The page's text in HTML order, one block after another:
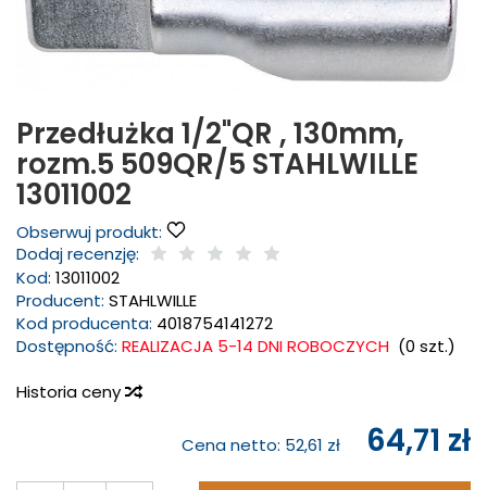
Przedłużka 1/2"QR , 130mm,
rozm.5 509QR/5 STAHLWILLE
13011002
Obserwuj produkt:
Dodaj recenzję:
Kod: 13011002
Producent: STAHLWILLE
Kod producenta: 4018754141272
Dostępność: REALIZACJA 5-14 DNI ROBOCZYCH (0 szt.)
Historia ceny
Cena netto: 52,61 zł 64,71 zł